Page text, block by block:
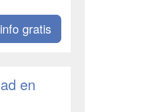
gratis
en